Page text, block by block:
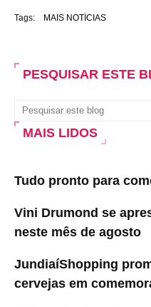
Tags: MAIS NOTÍCIAS
PESQUISAR ESTE
MAIS LIDOS
Tudo pronto para
Vini Drumond se
neste mês de agosto
JundiaíShopping
cervejas em